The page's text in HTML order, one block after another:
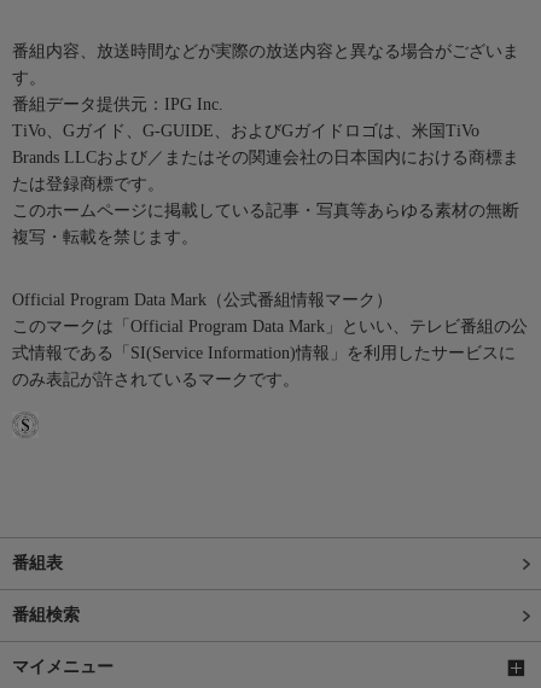
番組内容、放送時間などが実際の放送内容と異なる場合がございま
す。
番組データ提供元：IPG Inc.
TiVo、Gガイド、G-GUIDE、およびGガイドロゴは、米国TiVo
Brands LLCおよび／またはその関連会社の日本国内における商標ま
たは登録商標です。
このホームページに掲載している記事・写真等あらゆる素材の無断
複写・転載を禁じます。
Official Program Data Mark（公式番組情報マーク）
このマークは「Official Program Data Mark」といい、テレビ番組の公
式情報である「SI(Service Information)情報」を利用したサービスに
のみ表記が許されているマークです。
番組表
番組検索
マイメニュー